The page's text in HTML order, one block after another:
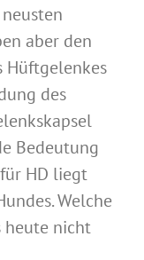
aber den
Hüftgelenkes
des
Bedeutung
HD liegt
Welche
heute nicht